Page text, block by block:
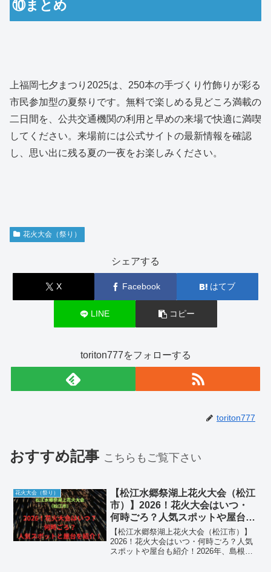
⑩まとめ
上福岡七夕まつり2025は、250本の手づくり竹飾りが彩る
市民参加型の夏祭りです。無料で楽しめる見どころ満載の
二日間を、公共交通機関の利用と早めの来場で快適に満喫
してください。来場前には公式サイトの最新情報を確認
し、思い出に残る夏の一夜をお楽しみください。
花火大会（祭り）
シェアする
X Facebook はてブ
LINE コピー
toriton777をフォローする
toriton777
おすすめ記事 こちらもご覧下さい
花火大会（祭り）
【松江水郷祭湖上花火大会（松江
市）】2026！花火大会はいつ・
何時ごろ？人気スポットや屋台も
紹介！
【松江水郷祭湖上花火大会（松江市）】
2026！花火大会はいつ・何時ごろ？人気
スポットや屋台も紹介！2026年、島根県